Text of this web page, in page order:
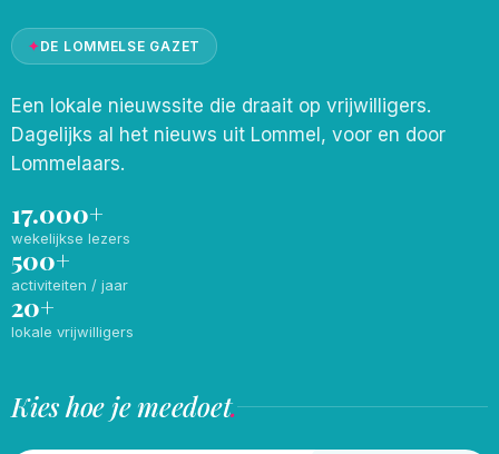
✦DE LOMMELSE GAZET
Een lokale nieuwssite die draait op vrijwilligers.
Dagelijks al het nieuws uit Lommel, voor en door
Lommelaars.
17.000+
wekelijkse lezers
500+
activiteiten / jaar
20+
lokale vrijwilligers
Kies hoe je meedoet.